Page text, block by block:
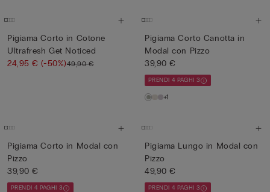
Pigiama Corto in Cotone
Ultrafresh Get Noticed
24,95 €(-50%)49,90 €
Pigiama Corto Canotta in
Modal con Pizzo
39,90 €
PRENDI 4 PAGHI 3
+1
Pigiama Corto in Modal con
Pizzo
39,90 €
PRENDI 4 PAGHI 3
Pigiama Lungo in Modal con
Pizzo
49,90 €
PRENDI 4 PAGHI 3